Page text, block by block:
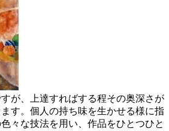
が、上達すればする程その奥深さが
す。個人の持ち味を生かせる様に指
々な技法を用い、作品をひとつひと